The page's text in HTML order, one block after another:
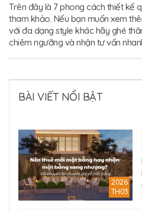
Trên đây là 7 phong cách thiết kế
tham khảo. Nếu bạn muốn xem
với đa dạng style khác hãy ghé
chiêm ngưỡng và nhận tư vấn
BÀI VIẾT NỔI BẬT
2026
TH03